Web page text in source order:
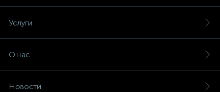
Услуги
О нас
Новости